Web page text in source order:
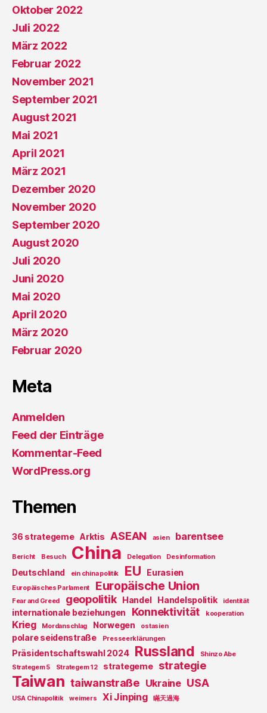
Oktober 2022
Juli 2022
März 2022
Februar 2022
November 2021
September 2021
August 2021
Mai 2021
April 2021
März 2021
Dezember 2020
November 2020
September 2020
August 2020
Juli 2020
Juni 2020
Mai 2020
April 2020
März 2020
Februar 2020
Meta
Anmelden
Feed der Einträge
Kommentar-Feed
WordPress.org
Themen
36 strategeme Arktis ASEAN asien barentsee
Bericht Besuch China Delegation Desinformation
Deutschland ein china politik EU Eurasien
Europäisches Parlament Europäische Union
Fear and Greed geopolitik Handel Handelspolitik identität
internationale beziehungen Konnektivität kooperation
Krieg Mordanschlag Norwegen ostasien
polare seidenstraße Presseerklärungen
Präsidentschaftswahl 2024 Russland
Shinzo Abe
Strategem 5
Strategem 12 strategeme strategie
Taiwan taiwanstraße Ukraine USA
USA Chinapolitik weimers Xi Jinping 瞞天過海